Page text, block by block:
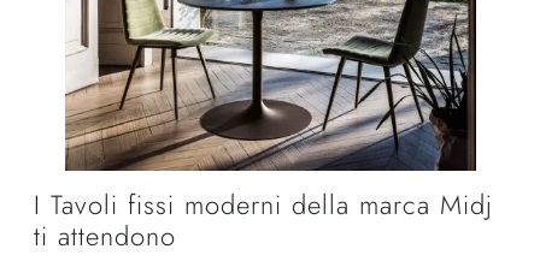
I Tavoli fissi moderni della marca Midj
ti attendono